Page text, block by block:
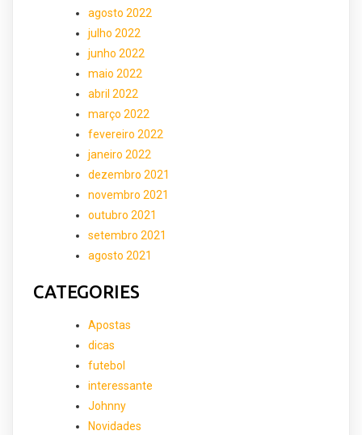
agosto 2022
julho 2022
junho 2022
maio 2022
abril 2022
março 2022
fevereiro 2022
janeiro 2022
dezembro 2021
novembro 2021
outubro 2021
setembro 2021
agosto 2021
CATEGORIES
Apostas
dicas
futebol
interessante
Johnny
Novidades